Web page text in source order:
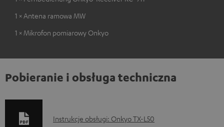
1 × Antena ramowa MW
1 × Mikrofon pomiarowy Onkyo
Pobieranie i obsługa techniczna
D
Instrukcje obsługi: Onkyo TX-L50